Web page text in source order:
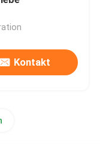
Kontakt